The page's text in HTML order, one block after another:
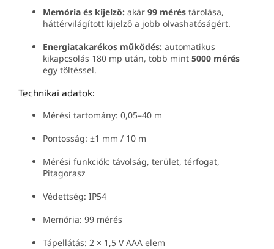
Memória és kijelző: akár 99 mérés tárolása,
háttérvilágított kijelző a jobb olvashatóságért.
Energiatakarékos működés: automatikus
kikapcsolás 180 mp után, több mint 5000 mérés
egy töltéssel.
Technikai adatok:
Mérési tartomány: 0,05–40 m
Pontosság: ±1 mm / 10 m
Mérési funkciók: távolság, terület, térfogat,
Pitagorasz
Védettség: IP54
Memória: 99 mérés
Tápellátás: 2 × 1,5 V AAA elem